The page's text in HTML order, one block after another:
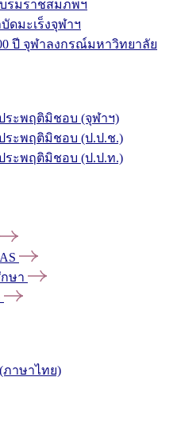
รมราชสมภพฯ
มะเร็งจุฬาฯ
ปี จุฬาลงกรณ์มหาวิทยาลัย
ระพฤติมิชอบ (จุฬาฯ)
ระพฤติมิชอบ (ป.ป.ช.)
ระพฤติมิชอบ (ป.ป.ท.)
ษา
าษาไทย)